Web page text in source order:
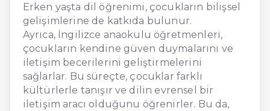
Erken yaşta dil öğrenimi, çocukların bilişsel
gelişimlerine de katkıda bulunur.
Ayrıca, İngilizce anaokulu öğretmenleri,
çocukların kendine güven duymalarını ve
iletişim becerilerini geliştirmelerini
sağlarlar. Bu süreçte, çocuklar farklı
kültürlerle tanışır ve dilin evrensel bir
iletişim aracı olduğunu öğrenirler. Bu da,